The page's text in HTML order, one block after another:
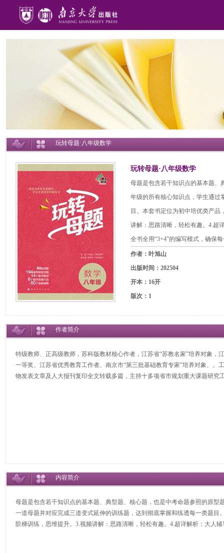
玩转母题·八年级数学
玩转母题·八年级数学
母题是包含若干知识点的基本题、
年级的所有核心知识点，学生通过
目。本套书定位为初中培优类产品
讲解：思路清晰，轻松有趣。4.超
全书全用“3+4”的编写模式，确保
作者：叶旭山
出版时间：202504
开本：16开
版次：1
作者简介
特级教师、正高级教师，苏科版教材核心作者，江苏省“苏教名家”培养对象
一等奖、江苏省优秀教育工作者、南京市“第三批基础教育专家”培养对象、
物发表文章及人大报刊复印全文转载多篇，主持十多项省市规划重大课题研究
内容简介
母题是包含若干知识点的基本题、典型题、核心题，也是中考命题参照的原
一道母题并对应完成三道变式延伸的训练题，达到彻底掌握和练透每一类题
阶梯训练，思维提升。3.视频讲解：思路清晰，轻松有趣。4.超详解析：大人